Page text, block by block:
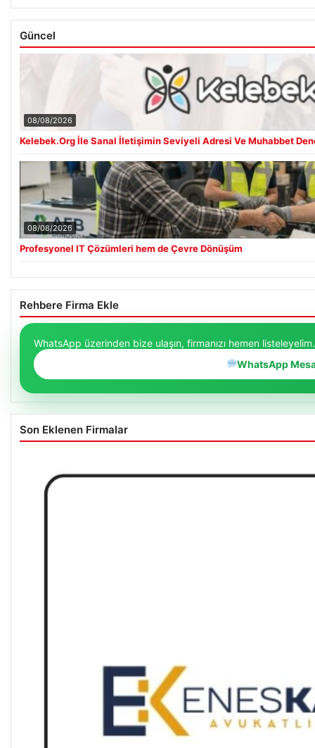
Güncel
08/08/2026
Kelebek.Org İle Sanal İletişimin Seviyeli Adresi Ve Muhabbet
08/08/2026
Profesyonel IT Çözümleri hem de Çevre Dönüşüm
Rehbere Firma Ekle
WhatsApp üzerinden bize ulaşın, firmanızı hemen listeleyelim.
WhatsApp
Son Eklenen Firmalar